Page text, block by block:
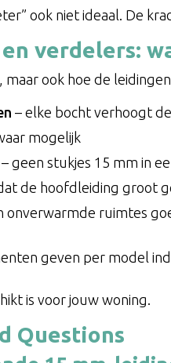
ook niet ideaal. De
verdelers:
ook hoe de
– elke bocht verhoogt
mogelijk
– geen stukjes 15 mm in
de hoofdleiding groot
onverwarmde ruimtes
geven per model
is voor jouw woning.
Questions